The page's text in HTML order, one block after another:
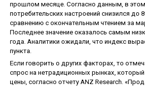
прошлом месяце. Согласно данным, в
потребительских настроений снизился до
сравнению с окончательным чтением за
Последнее значение оказалось самым
года. Аналитики ожидали, что индекс
пункта.
Если говорить о других факторах, то
спрос на нетрадиционных рынках,
цены, согласно отчету ANZ Research.